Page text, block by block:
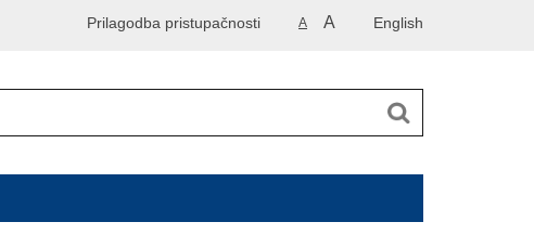
English
A A
Prilagodba pristupačnosti